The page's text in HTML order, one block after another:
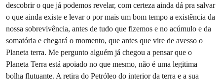
descobrir o que já podemos revelar, com certeza ainda dá pra salvar
o que ainda existe e levar o por mais um bom tempo a existência da
nossa sobrevivência, antes de tudo que fizemos e no acúmulo e da
somatória e chegará o momento, que antes que vire de avesso o
Planeta terra. Me pergunto alguém já chegou a pensar que o
Planeta Terra está apoiado no que mesmo, não é uma legitima
bolha flutuante. A retira do Petróleo do interior da terra e a sua